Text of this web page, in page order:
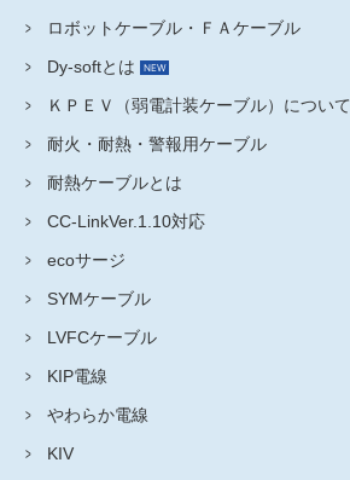
ロボットケーブル・ＦＡケーブル
Dy-softとは
ＫＰＥＶ（弱電計装ケーブル）について
耐火・耐熱・警報用ケーブル
耐熱ケーブルとは
CC-LinkVer.1.10対応
ecoサージ
SYMケーブル
LVFCケーブル
KIP電線
やわらか電線
KIV